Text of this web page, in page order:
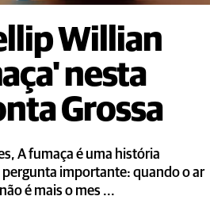
Willian
nesta
Grossa
A fumaça é uma história
importante: quando o ar
é mais o mes ...